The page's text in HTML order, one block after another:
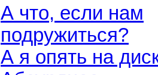
А что, если нам
подружиться?
А я опять на